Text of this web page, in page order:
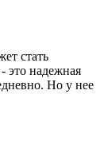
стать
это надежная
Но у нее